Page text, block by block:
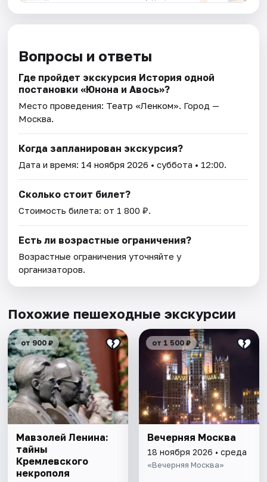
Вопросы и ответы
Где пройдет экскурсия История одной
постановки «Юнона и Авось»?
Место проведения: Театр «Ленком». Город —
Москва.
Когда запланирован экскурсия?
Дата и время: 14 ноября 2026 • суббота • 12:00.
Сколько стоит билет?
Стоимость билета: от 1 800 ₽.
Есть ли возрастные ограничения?
Возрастные ограничения уточняйте у
организаторов.
Похожие пешеходные экскурсии
от 900 ₽
Мавзолей Ленина:
тайны
Кремлевского
некрополя
от 1 500 ₽
Вечерняя Москва
18 ноября 2026 • среда
«Вечерняя Москва»